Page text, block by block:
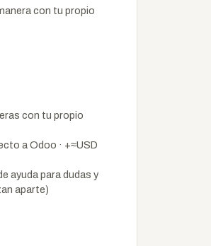
con tu propio
con tu propio
a Odoo · +≈USD
ayuda para dudas y
aparte)